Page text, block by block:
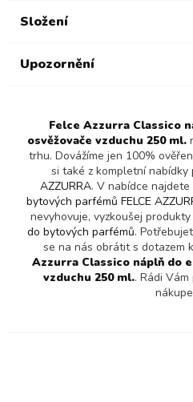
Složení
Upozornění
Felce Azzurra Classico
osvěžovače vzduchu 250 ml.
trhu. Dovážíme jen 100%
si také z kompletní nabídky
AZZURRA. V nabídce najdete
bytových parfémů FELCE
nevyhovuje, vyzkoušej
do bytových parfémů.
se na nás obrátit s dotazem
Azzurra Classico náplň do
vzduchu 250 ml.. Rádi